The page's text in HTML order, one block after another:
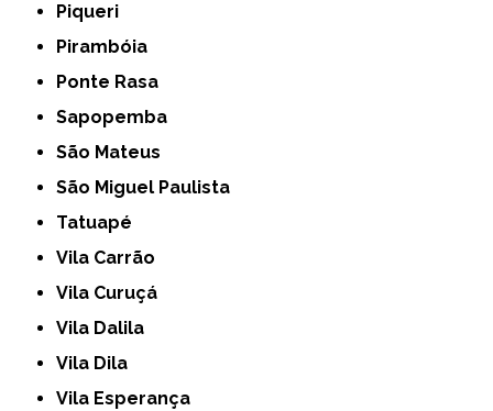
Piqueri
Pirambóia
Ponte Rasa
Sapopemba
São Mateus
São Miguel Paulista
Tatuapé
Vila Carrão
Vila Curuçá
Vila Dalila
Vila Dila
Vila Esperança